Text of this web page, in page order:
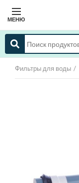
МЕНЮ
Фильтры для воды